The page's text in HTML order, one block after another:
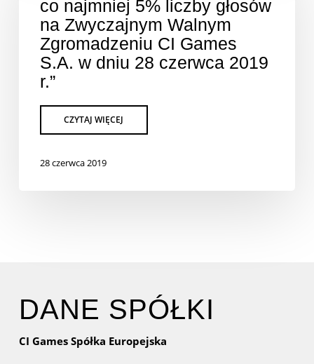
co najmniej 5% liczby głosów
na Zwyczajnym Walnym
Zgromadzeniu CI Games
S.A. w dniu 28 czerwca 2019
r.”
28 czerwca 2019
DANE SPÓŁKI
CI Games Spółka Europejska